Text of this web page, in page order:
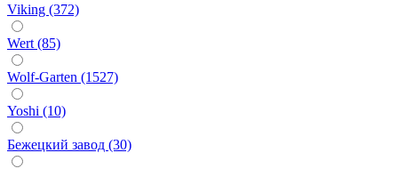
Viking (372)
Wert (85)
Wolf-Garten (1527)
Yoshi (10)
Бежецкий завод (30)